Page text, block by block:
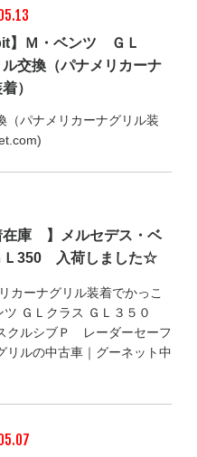
】Ｍ・ベンツ ＧＬ
交換（パナメリカーナ
）
パナメリカーナグリル装
庫 】メルセデス・ベ
350 入荷しました☆
ーナグリル装着でかっこ
ツ ＧＬクラス ＧＬ３５０
クルシブＰ レーダーセーフ
ルの中古車｜グーネット中